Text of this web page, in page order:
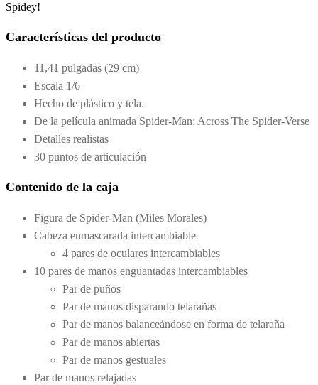
Spidey!
Características del producto
11,41 pulgadas (29 cm)
Escala 1/6
Hecho de plástico y tela.
De la película animada Spider-Man: Across The Spider-Verse
Detalles realistas
30 puntos de articulación
Contenido de la caja
Figura de Spider-Man (Miles Morales)
Cabeza enmascarada intercambiable
4 pares de oculares intercambiables
10 pares de manos enguantadas intercambiables
Par de puños
Par de manos disparando telarañas
Par de manos balanceándose en forma de telaraña
Par de manos abiertas
Par de manos gestuales
Par de manos relajadas